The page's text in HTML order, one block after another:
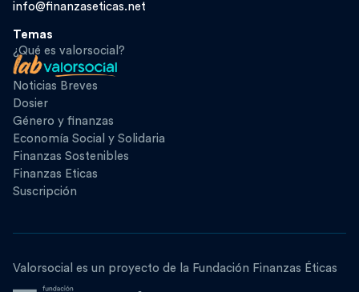
info@finanzaseticas.net
Temas
¿Qué es valorsocial?
Noticias Breves
Dosier
Género y finanzas
Economía Social y Solidaria
Finanzas Sostenibles
Finanzas Eticas
Suscripción
Valorsocial es un proyecto de la Fundación Finanzas Éticas